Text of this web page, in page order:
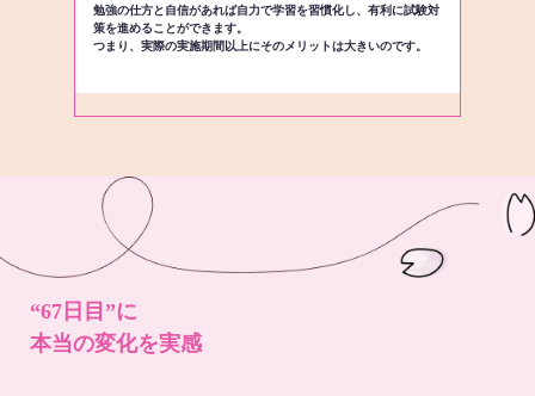
勉強の仕方と自信があれば自力で学習を習慣化し、有利に試験対
策を進めることができます。
つまり、実際の実施期間以上にそのメリットは大きいのです。
“67日目”に
本当の変化を実感